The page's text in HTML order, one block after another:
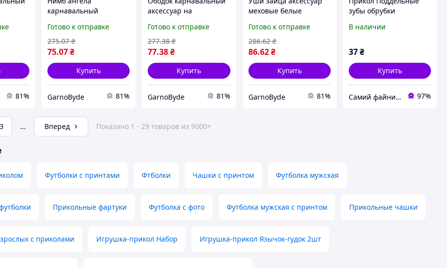
81%
карнавальный
черный Карнавал
Приколов для костюма
на праздник и
фотосессии
Готово к отправке
75.07₴
275.07 ₴
Купить
GarnoByde 81%
аксессуар на
Карнавал Приколов
для детского утренника
на праздник
Готово к отправке
77.38₴
277.38 ₴
Купить
GarnoByde 81%
меховые белые
для детского карнавала
маскарад на ободке для
утренника
Готово к отправке
86.62 ₴
286.62 ₴
Купить
GarnoByde 81%
зубы обрубки
В наличии
37₴
Купить
Самий файний магазин 97%
3 ... Вперед Показано 1 - 29 товаров из 9000+
Футболки с принтами Фтболки Чашки с принтом Футболка мужская
Прикольные фартуки Футболка с фото Футболка мужская с принтом Прикольные чашки
с приколами Игрушка-прикол Набор Игрушка-прикол Язычок-гудок 2шт